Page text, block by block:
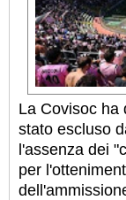
La Covisoc ha
stato escluso
l'assenza dei
per